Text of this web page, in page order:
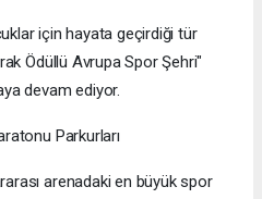
için hayata geçirdiği tür
Ödüllü Avrupa Spor Şehri"
devam ediyor.
Parkurları
arenadaki en büyük spor